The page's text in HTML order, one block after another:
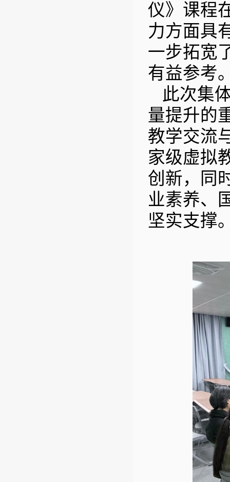
仪》课程
力方面具
一步拓宽
有益参考
此次集
量提升的
教学交流
家级虚拟
创新，同
业素养、
坚实支撑